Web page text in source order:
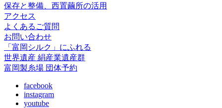
保存と整備、西置繭所の活用
アクセス
よくあるご質問
お問い合わせ
「富岡シルク」にふれる
世界遺産 絹産業遺産群
富岡製糸場 団体予約
facebook
instagram
youtube